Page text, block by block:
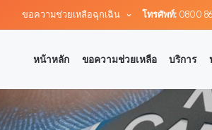
ขอความช่วยเหลือฉุกเฉิน โทรศัพท์: 0800
หน้าหลัก ขอความช่วยเหลือ บริการ